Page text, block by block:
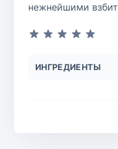
нежнейшими
ИНГРЕДИЕНТЫ